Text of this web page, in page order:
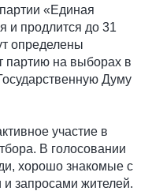
«Единая
и продлится до 31
определены
партию на выборах в
Думу
участие в
В голосовании
хорошо знакомые с
запросами жителей.